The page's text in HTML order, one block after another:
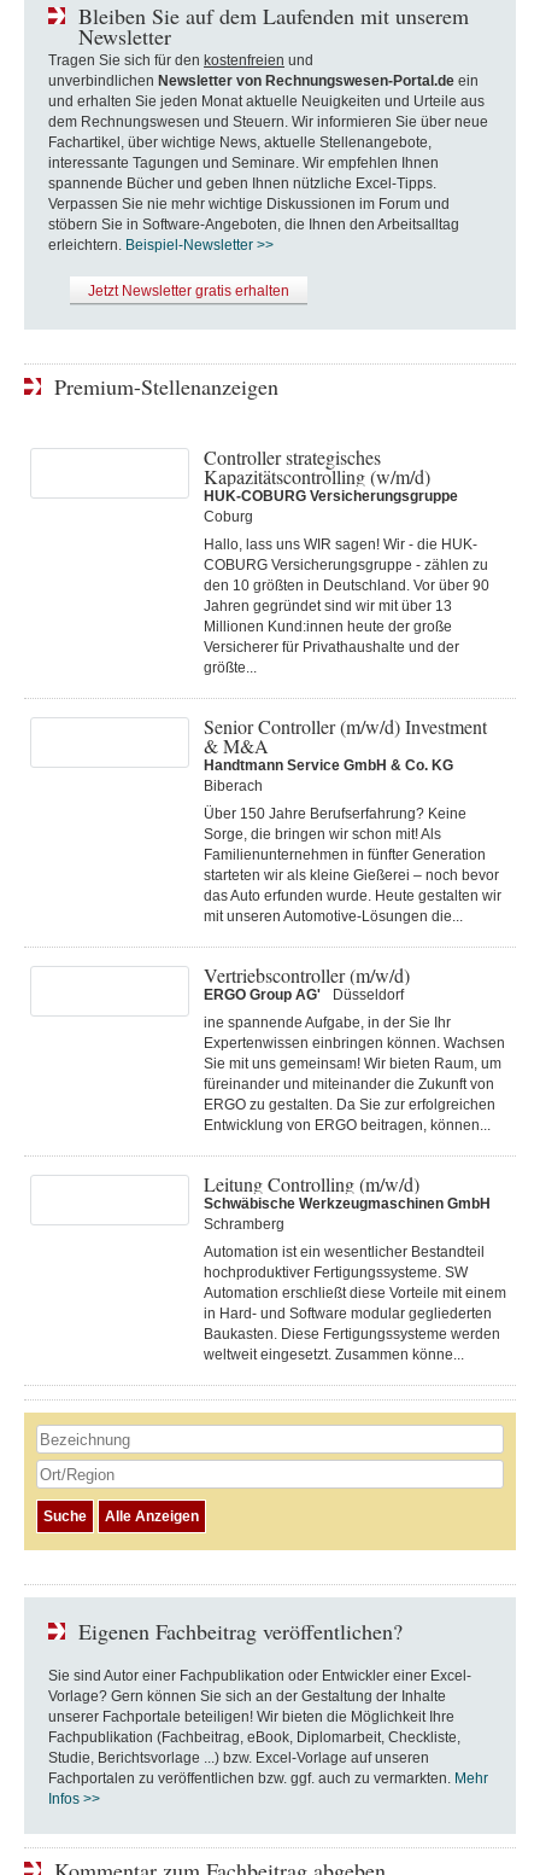
Bleiben Sie auf dem Laufenden mit unserem
Newsletter
Tragen Sie sich für den kostenfreien und
unverbindlichen Newsletter von Rechnungswesen-Portal.de ein
und erhalten Sie jeden Monat aktuelle Neuigkeiten und Urteile aus
dem Rechnungswesen und Steuern. Wir informieren Sie über neue
Fachartikel, über wichtige News, aktuelle Stellenangebote,
interessante Tagungen und Seminare. Wir empfehlen Ihnen
spannende Bücher und geben Ihnen nützliche Excel-Tipps.
Verpassen Sie nie mehr wichtige Diskussionen im Forum und
stöbern Sie in Software-Angeboten, die Ihnen den Arbeitsalltag
erleichtern. Beispiel-Newsletter >>
Jetzt Newsletter gratis erhalten
Premium-Stellenanzeigen
Controller strategisches
Kapazitätscontrolling (w/m/d)
HUK-COBURG Versicherungsgruppe
Coburg
Hallo, lass uns WIR sagen! Wir - die HUK-
COBURG Versicherungsgruppe - zählen zu
den 10 größten in Deutschland. Vor über 90
Jahren gegründet sind wir mit über 13
Millionen Kund:innen heute der große
Versicherer für Privathaushalte und der
größte...
Senior Controller (m/w/d) Investment
& M&A
Handtmann Service GmbH & Co. KG
Biberach
Über 150 Jahre Berufserfahrung? Keine
Sorge, die bringen wir schon mit! Als
Familienunternehmen in fünfter Generation
starteten wir als kleine Gießerei – noch bevor
das Auto erfunden wurde. Heute gestalten wir
mit unseren Automotive-Lösungen die...
Vertriebscontroller (m/w/d)
ERGO Group AG'
Düsseldorf
ine spannende Aufgabe, in der Sie Ihr
Expertenwissen einbringen können. Wachsen
Sie mit uns gemeinsam! Wir bieten Raum, um
füreinander und miteinander die Zukunft von
ERGO zu gestalten. Da Sie zur erfolgreichen
Entwicklung von ERGO beitragen, können...
Leitung Controlling (m/w/d)
Schwäbische Werkzeugmaschinen GmbH
Schramberg
Automation ist ein wesentlicher Bestandteil
hochproduktiver Fertigungssysteme. SW
Automation erschließt diese Vorteile mit einem
in Hard- und Software modular gegliederten
Baukasten. Diese Fertigungs­systeme werden
weltweit eingesetzt. Zusammen könne...
Eigenen Fachbeitrag veröffentlichen?
Sie sind Autor einer Fachpublikation oder Entwickler einer Excel-
Vorlage? Gern können Sie sich an der Gestaltung der Inhalte
unserer Fachportale beteiligen! Wir bieten die Möglichkeit Ihre
Fachpublikation (Fachbeitrag, eBook, Diplomarbeit, Checkliste,
Studie, Berichtsvorlage ...) bzw. Excel-Vorlage auf unseren
Fachportalen zu veröffentlichen bzw. ggf. auch zu vermarkten. Mehr
Infos >>